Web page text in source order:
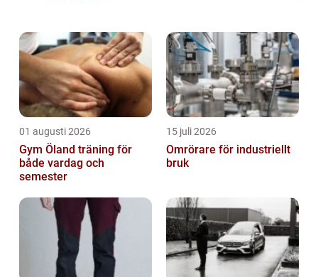
01 augusti 2026
Gym Öland träning för
både vardag och
semester
15 juli 2026
Omrörare för industriellt
bruk